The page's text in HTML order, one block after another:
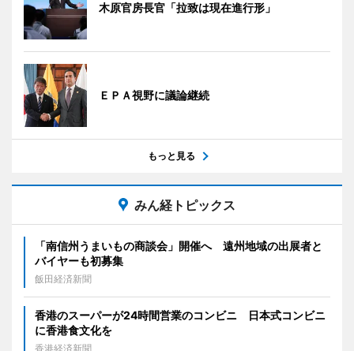
木原官房長官「拉致は現在進行形」
ＥＰＡ視野に議論継続
もっと見る
みん経トピックス
「南信州うまいもの商談会」開催へ 遠州地域の出展者と
バイヤーも初募集
飯田経済新聞
香港のスーパーが24時間営業のコンビニ 日本式コンビニ
に香港食文化を
香港経済新聞